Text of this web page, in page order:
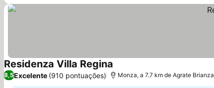
Residenza Villa ReginaVer preços
8,5Excelente (910 pontuações) Monza, a 7.7 km de Agrate Brianza